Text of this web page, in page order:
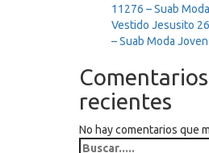
11276 – Suab
Vestido Jesusito
– Suab Moda Joven
Comentarios
recientes
No hay comentarios que
Search